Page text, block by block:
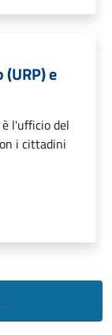
e
l'ufficio del
i cittadini